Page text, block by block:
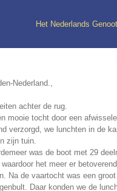
Het Nederlands
Nederland.,
achter de rug.
mooie tocht door een
verzorgd, we lunchten in de
zijn tuin.
was de boot met 29
het meer er
Na de vaartocht was een
Daar konden we de